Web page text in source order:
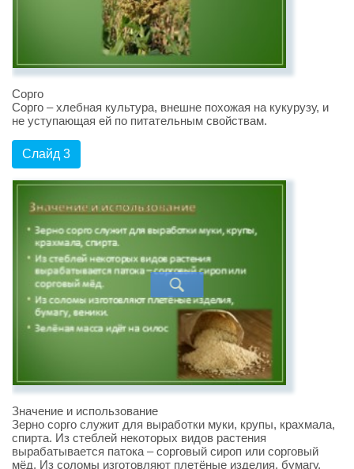
Сорго
Сорго – хлебная культура, внешне похожая на кукурузу, и
не уступающая ей по питательным свойствам.
Слайд 3
Значение и использование
Зерно сорго служит для выработки муки, крупы, крахмала,
спирта. Из стеблей некоторых видов растения
вырабатывается патока – сорговый сироп или сорговый
мёд. Из соломы изготовляют плетёные изделия, бумагу,